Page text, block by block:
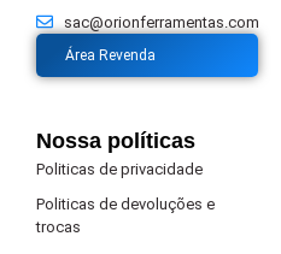
sac@orionferramentas.com
Área Revenda
Nossa políticas
Politicas de privacidade
Politicas de devoluções e
trocas